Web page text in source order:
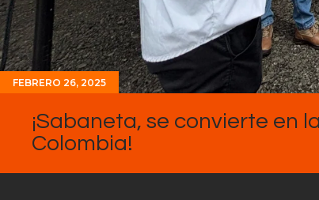
FEBRERO 26, 2025
¡Sabaneta, se convierte en
Colombia!